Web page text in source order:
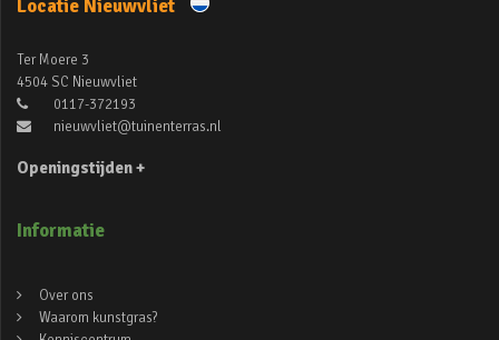
Locatie Nieuwvliet
Ter Moere 3
4504 SC Nieuwvliet
0117-372193
nieuwvliet@tuinenterras.nl
Openingstijden +
Informatie
Over ons
Waarom kunstgras?